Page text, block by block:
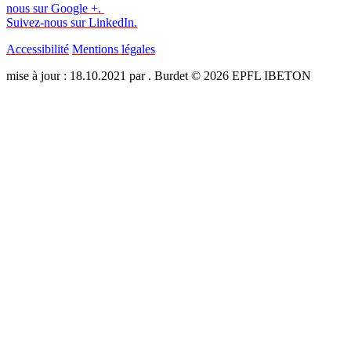
nous sur Google +.
Suivez-nous sur LinkedIn.
Accessibilité Mentions légales
mise à jour : 18.10.2021 par . Burdet © 2026 EPFL IBETON